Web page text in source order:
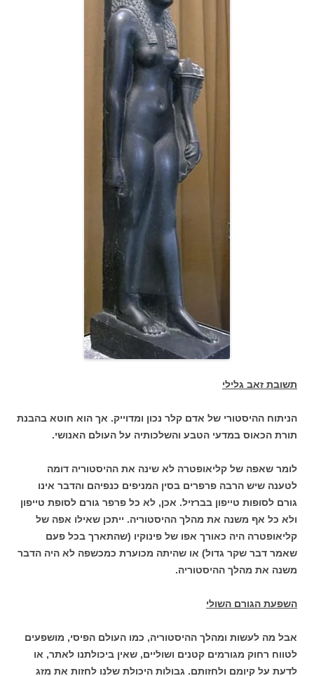
תשובת זאב גלילי
הניתוח ההיסטורי של אדם קלר נכון ומדוייק. אך הוא חוטא בהבנת
תורת הכאוס במדעי הטבע והשלכותיה על העולם האנושי.
לומר שאפה של קליאופטרה לא שינה את ההיסטוריה דומה
לטענה שיש הרבה פרפרים בסין המניפים כנפיהם והדבר אינו
גורם לסופות טייפון בברזיל. אכן, לא כל פרפר גורם לסופת טייפון
ולא כל אף משנה את מהלך ההיסטוריה. ייתכן שאילו אפה של
קליאופטרה היה כאורך אפו של פינוקיו (שהתארך בכל פעם
שאמר דבר שקר גדול) או שהיתה מכוערת כמכשפה לא היה הדבר
משנה את מהלך ההיסטוריה.
השפעת הגורם השולי
אבל מה לעשות ומהלך ההיסטוריה, כמו העולם הפיסי, מושפעים
לטווח רחוק מגורמים קטנים ושוליים, שאין ביכולתנו לאתר, או
לדעת על קיומם ולחזותם. גבולות היכולת שלנו לחזות את מזג